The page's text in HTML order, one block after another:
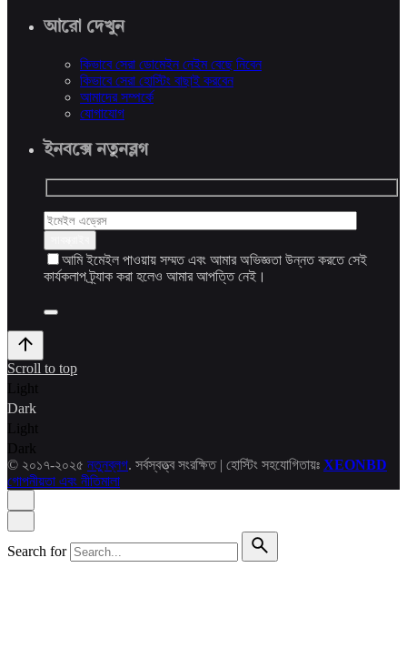
আরো দেখুন
কিভাবে সেরা ডোমেইন নেইম বেছে নিবেন
কিভাবে সেরা হোস্টিং বাছাই করবেন
আমাদের সম্পর্কে
যোগাযোগ
ইনবক্সে নতুনব্লগ
আমি ইমেইল পাওয়ায় সম্মত এবং আমার অভিজ্ঞতা উন্নত করতে সেই
কার্যকলাপ ট্র্যাক করা হলেও আমার আপত্তি নেই।
Scroll to top
Light
Dark
Light
Dark
© ২০১৭-২০২৫ নতুনব্লগ. সর্বস্বত্ত্ব সংরক্ষিত | হোস্টিং সহযোগিতায়ঃ XEONBD
গোপনীয়তা এবং নীতিমালা
Search for